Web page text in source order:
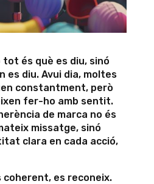
tot és què es diu, sinó
es diu. Avui dia, moltes
constantment, però
fer-ho amb sentit.
de marca no és
missatge, sinó
clara en cada acció,
coherent, es reconeix.